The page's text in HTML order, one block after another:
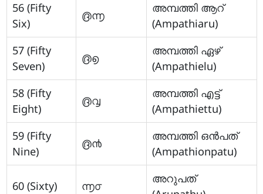
56 (Fifty
Six)
൫൬
അമ്പത്തി ആറ്
(Ampathiaru)
57 (Fifty
Seven)
൫൭
അമ്പത്തി ഏഴ്
(Ampathielu)
58 (Fifty
Eight)
൫൮
അമ്പത്തി എട്ട്
(Ampathiettu)
59 (Fifty
Nine)
൫൯
അമ്പത്തി ഒന്‍പത്
(Ampathionpatu)
60 (Sixty) ൬൦
അറുപത്